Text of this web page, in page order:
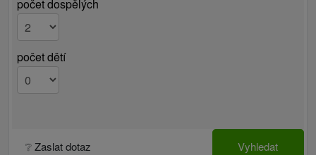
počet dospělých
počet dětí
❔ Zaslat dotaz Vyhledat